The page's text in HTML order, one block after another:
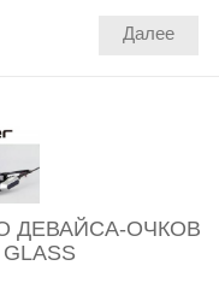
Далее
ДЕВАЙСА-ОЧКОВ